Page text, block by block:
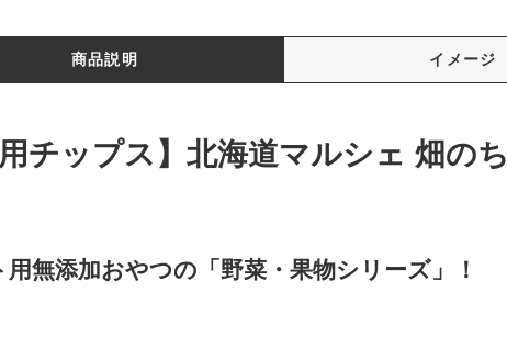
商品説明 イメージ
用チップス】北海道マルシェ 畑の
用無添加おやつの「野菜・果物シリーズ」！